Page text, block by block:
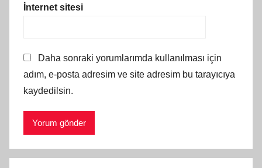
İnternet sitesi
Daha sonraki yorumlarımda kullanılması için
adım, e-posta adresim ve site adresim bu tarayıcıya
kaydedilsin.